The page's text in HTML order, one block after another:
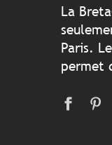
La
Paris.
permet